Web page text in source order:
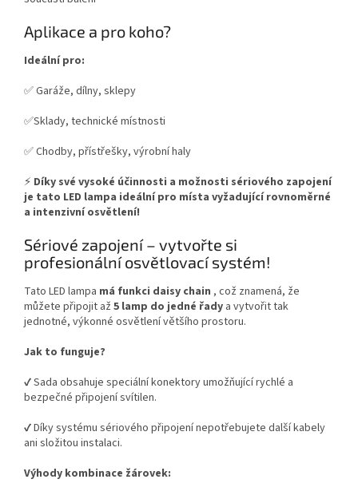
Aplikace a pro koho?
Ideální pro:
✅ Garáže, dílny, sklepy
✅Sklady, technické místnosti
✅ Chodby, přístřešky, výrobní haly
⚡ Díky své vysoké účinnosti a možnosti sériového zapojení
je tato LED lampa ideální pro místa vyžadující rovnoměrné
a intenzivní osvětlení!
Sériové zapojení – vytvořte si
profesionální osvětlovací systém!
Tato LED lampa má funkci daisy chain , což znamená, že
můžete připojit až 5 lamp do jedné řady a vytvořit tak
jednotné, výkonné osvětlení většího prostoru.
Jak to funguje?
✔️ Sada obsahuje speciální konektory umožňující rychlé a
bezpečné připojení svítilen.
✔️ Díky systému sériového připojení nepotřebujete další kabely
ani složitou instalaci.
Výhody kombinace žárovek: